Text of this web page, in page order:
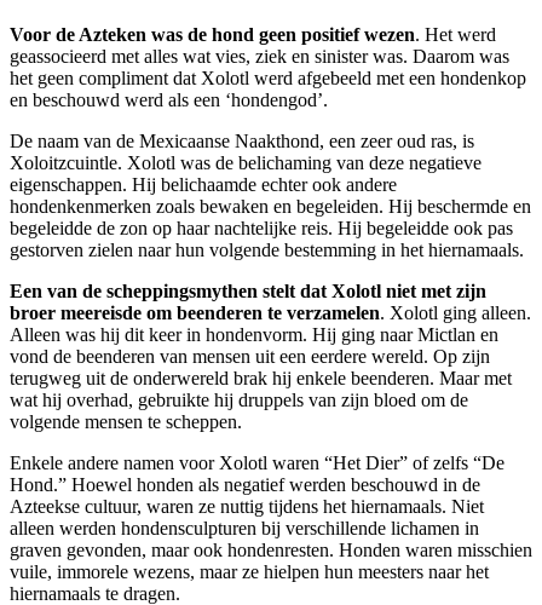
Voor de Azteken was de hond geen positief wezen. Het werd
geassocieerd met alles wat vies, ziek en sinister was. Daarom was
het geen compliment dat Xolotl werd afgebeeld met een hondenkop
en beschouwd werd als een ‘hondengod’.
De naam van de Mexicaanse Naakthond, een zeer oud ras, is
Xoloitzcuintle. Xolotl was de belichaming van deze negatieve
eigenschappen. Hij belichaamde echter ook andere
hondenkenmerken zoals bewaken en begeleiden. Hij beschermde en
begeleidde de zon op haar nachtelijke reis. Hij begeleidde ook pas
gestorven zielen naar hun volgende bestemming in het hiernamaals.
Een van de scheppingsmythen stelt dat Xolotl niet met zijn
broer meereisde om beenderen te verzamelen. Xolotl ging alleen.
Alleen was hij dit keer in hondenvorm. Hij ging naar Mictlan en
vond de beenderen van mensen uit een eerdere wereld. Op zijn
terugweg uit de onderwereld brak hij enkele beenderen. Maar met
wat hij overhad, gebruikte hij druppels van zijn bloed om de
volgende mensen te scheppen.
Enkele andere namen voor Xolotl waren “Het Dier” of zelfs “De
Hond.” Hoewel honden als negatief werden beschouwd in de
Azteekse cultuur, waren ze nuttig tijdens het hiernamaals. Niet
alleen werden hondensculpturen bij verschillende lichamen in
graven gevonden, maar ook hondenresten. Honden waren misschien
vuile, immorele wezens, maar ze hielpen hun meesters naar het
hiernamaals te dragen.